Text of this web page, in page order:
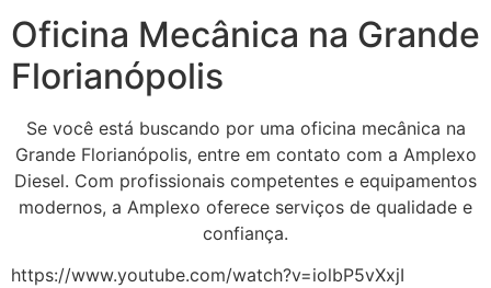
Oficina Mecânica na Grande
Florianópolis
Se você está buscando por uma oficina mecânica na
Grande Florianópolis, entre em contato com a Amplexo
Diesel. Com profissionais competentes e equipamentos
modernos, a Amplexo oferece serviços de qualidade e
confiança.
https://www.youtube.com/watch?v=iolbP5vXxjI